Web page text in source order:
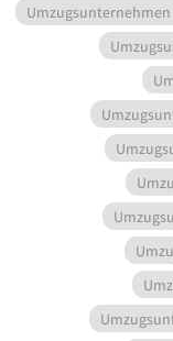
Umzugsunternehmen